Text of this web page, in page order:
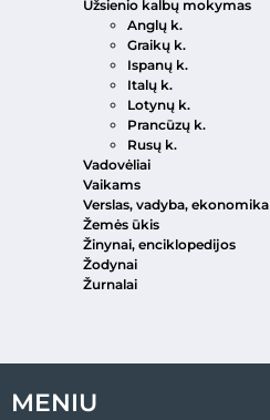
Užsienio kalbų mokymas
Anglų k.
Graikų k.
Ispanų k.
Italų k.
Lotynų k.
Prancūzų k.
Rusų k.
Vadovėliai
Vaikams
Verslas, vadyba, ekonomika
Žemės ūkis
Žinynai, enciklopedijos
Žodynai
Žurnalai
MENIU